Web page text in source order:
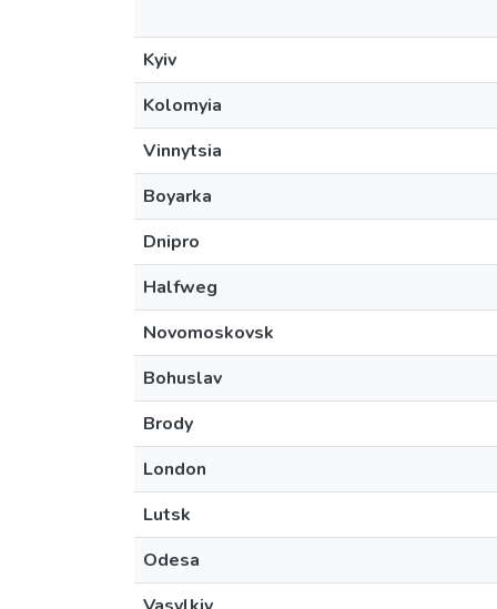
Kyiv
Kolomyia
Vinnytsia
Boyarka
Dnipro
Halfweg
Novomoskovsk
Bohuslav
Brody
London
Lutsk
Odesa